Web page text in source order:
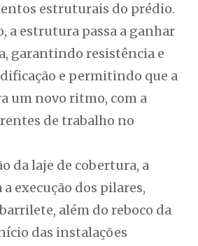
estruturais do prédio.
a estrutura passa a ganhar
garantindo resistência e
e permitindo que a
um novo ritmo, com a
de trabalho no
da laje de cobertura, a
execução dos pilares,
além do reboco da
das instalações